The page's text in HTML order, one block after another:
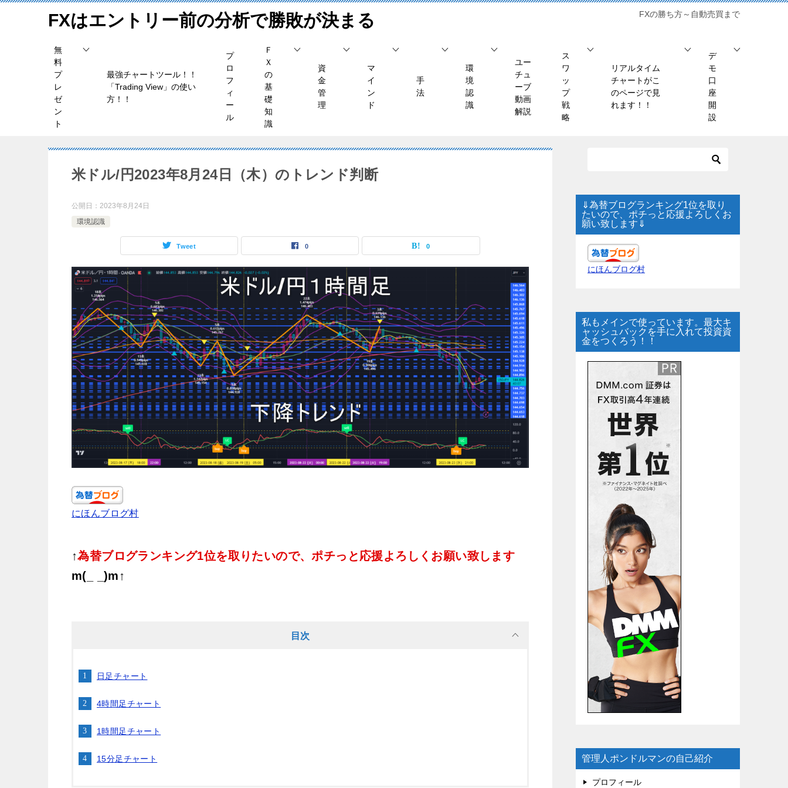
FXはエントリー前の分析で勝敗が決まる FXの勝ち方～自動売買まで
無
料
プ
レ
ゼ
ン
ト
最強チャートツール！！
「Trading View」の使い
方！！
プ
ロ
フ
ィ
ー
ル
Ｆ
Ｘ
の
基
礎
知
識
資
金
管
理
マ
イ
ン
ド
手
法
環
境
認
識
ユー
チュ
ーブ
動画
解説
ス
ワ
ッ
プ
戦
略
リアルタイム
チャートがこ
のページで見
れます！！
デ
モ
口
座
開
設
米ドル/円2023年8月24日（木）のトレンド判断
公開日： 2023年8月24日
環境認識
Tweet 0 0
にほんブログ村
↑為替ブログランキング1位を取りたいので、ポチっと応援よろしくお願い致します
m(_ _)m↑
目次
日足チャート
4時間足チャート
1時間足チャート
15分足チャート
⇓為替ブログランキング1位を取り
たいので、ポチっと応援よろしくお
願い致します⇓
にほんブログ村
私もメインで使っています。最大キ
ャッシュバックを手に入れて投資資
金をつくろう！！
管理人ポンドルマンの自己紹介
プロフィール